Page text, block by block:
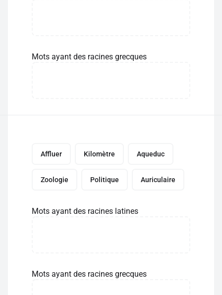
Mots ayant des racines grecques
Affluer Kilomètre Aqueduc
Zoologie Politique Auriculaire
Mots ayant des racines latines
Mots ayant des racines grecques